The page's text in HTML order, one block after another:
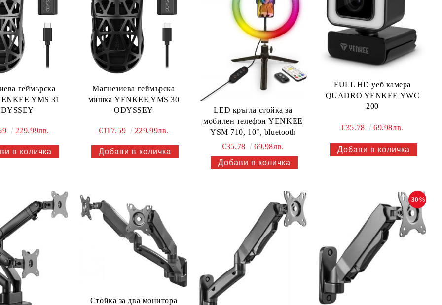
геймърска
YMS 31
229.99лв.
Магнезиева геймърска
мишка YENKEE YMS 30
ODYSSEY
€117.59 229.99лв.
LED кръгла стойка за
мобилен телефон YENKEE
YSM 710, 10", bluetooth
€35.78
69.98лв.
FULL HD уеб камера
QUADRO YENKEE YWC
200
€35.78 69.98лв.
Стойка за два монитора
-30%